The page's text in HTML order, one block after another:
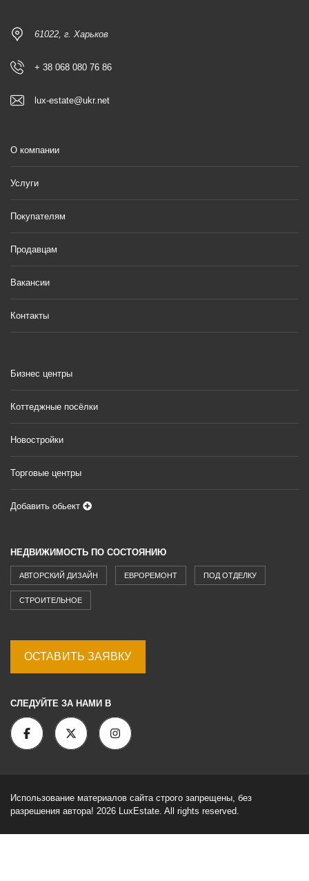
61022, г. Харьков
+ 38 068 080 76 86
lux-estate@ukr.net
О компании
Услуги
Покупателям
Продавцам
Вакансии
Контакты
Бизнес центры
Коттеджные посёлки
Новостройки
Торговые центры
Добавить обьект
НЕДВИЖИМОСТЬ ПО СОСТОЯНИЮ
АВТОРСКИЙ ДИЗАЙН ЕВРОРЕМОНТ ПОД ОТДЕЛКУ
СТРОИТЕЛЬНОЕ
ОСТАВИТЬ ЗАЯВКУ
СЛЕДУЙТЕ ЗА НАМИ В
Использование материалов сайта строго запрещены, без
разрешения автора! 2026 LuxEstate. All rights reserved.